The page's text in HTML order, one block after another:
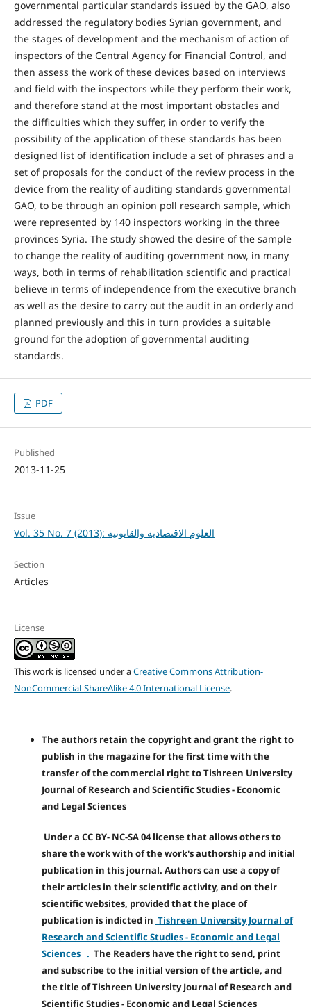
governmental particular standards issued by the GAO, also
addressed the regulatory bodies Syrian government, and
the stages of development and the mechanism of action of
inspectors of the Central Agency for Financial Control, and
then assess the work of these devices based on interviews
and field with the inspectors while they perform their work,
and therefore stand at the most important obstacles and
the difficulties which they suffer, in order to verify the
possibility of the application of these standards has been
designed list of identification include a set of phrases and a
set of proposals for the conduct of the review process in the
device from the reality of auditing standards governmental
GAO, to be through an opinion poll research sample, which
were represented by 140 inspectors working in the three
provinces Syria. The study showed the desire of the sample
to change the reality of auditing government now, in many
ways, both in terms of rehabilitation scientific and practical
believe in terms of independence from the executive branch
as well as the desire to carry out the audit in an orderly and
planned previously and this in turn provides a suitable
ground for the adoption of governmental auditing
standards.
PDF
Published
2013-11-25
Issue
Vol. 35 No. 7 (2013): العلوم الاقتصادية والقانونية
Section
Articles
License
This work is licensed under aCreative Commons Attribution-
NonCommercial-ShareAlike 4.0 International License.
The authors retain the copyright and grant the right to
publish in the magazine for the first time with the
transfer of the commercial right to Tishreen University
Journal of Research and Scientific Studies - Economic
and Legal Sciences
Under a CC BY- NC-SA 04 license that allows others to
share the work with of the work's authorship and initial
publication in this journal. Authors can use a copy of
their articles in their scientific activity, and on their
scientific websites, provided that the place of
publication is indicted in Tishreen University Journal of
Research and Scientific Studies - Economic and Legal
Sciences . The Readers have the right to send, print
and subscribe to the initial version of the article, and
the title of Tishreen University Journal of Research and
Scientific Studies - Economic and Legal Sciences